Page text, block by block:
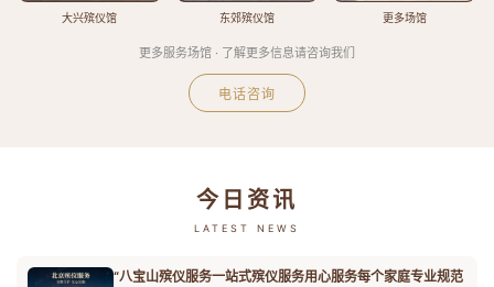
大兴殡仪馆 东郊殡仪馆 更多场馆
更多服务场馆 · 了解更多信息请咨询我们
电话咨询
今日资讯
LATEST NEWS
“八宝山殡仪服务一站式殡仪服务用心服务每个家庭专业规范